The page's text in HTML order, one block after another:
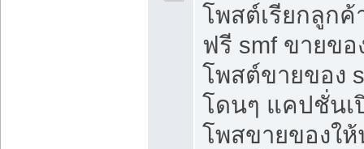
โพสต์เรียกลูกค้
ฟรี smf ขายขอ
โพสต์ขายของ
โดนๆ แคปชั่นเ
โพสขายของใ